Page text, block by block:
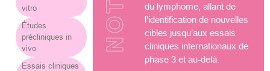
vitro
Études
précliniques in
vivo
Essais cliniques
du lymphome, allant de
l’identification de nouvelles
cibles jusqu’aux essais
cliniques internationaux de
phase 3 et au-delà.